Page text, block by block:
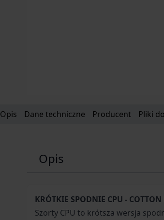
Opis Dane techniczne Producent Pliki
Opis
KRÓTKIE SPODNIE CPU - COTTON
Szorty CPU to krótsza wersja